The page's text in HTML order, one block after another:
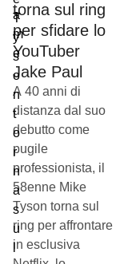
torna sul ring
per sfidare lo
YouTuber
Jake Paul
A 40 anni di
distanza dal suo
debutto come
pugile
professionista, il
58enne Mike
Tyson torna sul
ring per affrontare
in esclusiva